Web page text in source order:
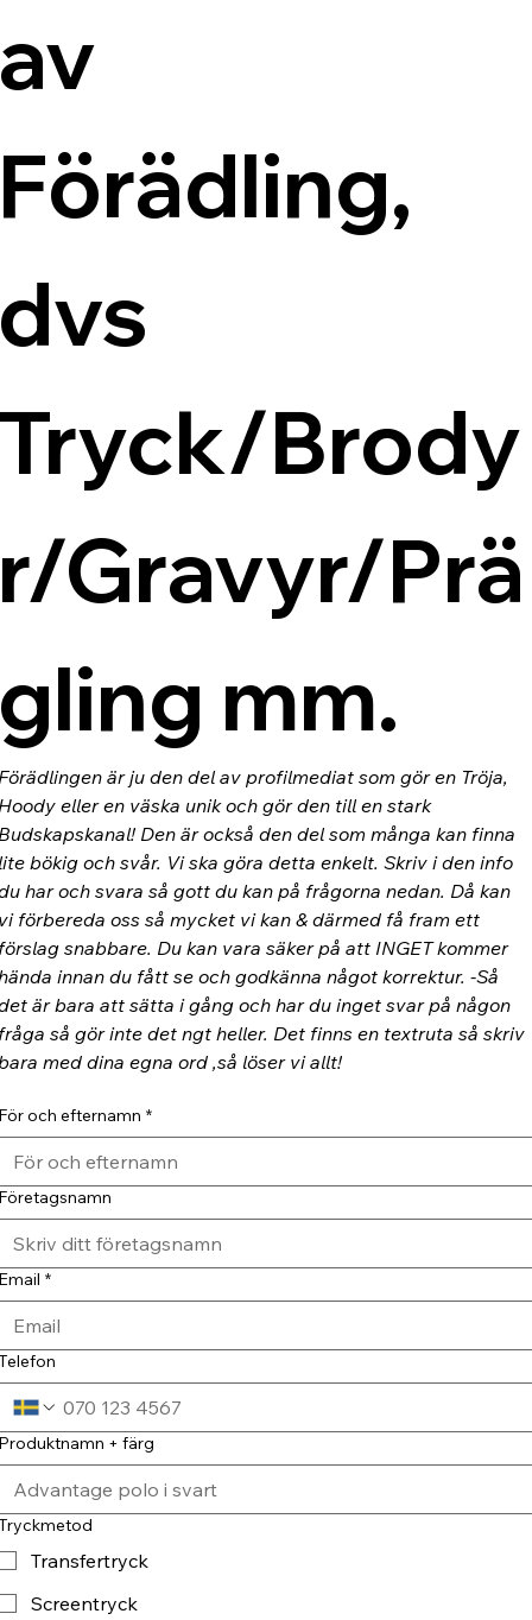
Brody
Gravyr/Prä
mm.
är ju den del av profilmediat som gör en Tröja,
eller en väska unik och gör den till en stark
Den är också den del som många kan finna
bökig och svår. Vi ska göra detta enkelt. Skriv i den info
har och svara så gott du kan på frågorna nedan. Då kan
förbereda oss så mycket vi kan & därmed få fram ett
snabbare. Du kan vara säker på att INGET kommer
innan du fått se och godkänna något korrektur. -Så
är bara att sätta i gång och har du inget svar på någon
så gör inte det ngt heller. Det finns en textruta så skriv
med dina egna ord ,så löser vi allt!
och efternamn *
*
+ färg
Transfertryck
Screentryck